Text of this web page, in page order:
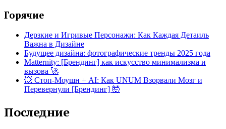
Горячие
Дерзкие и Игривые Персонажи: Как Каждая Детаиль
Важна в Дизайне
Будущее дизайна: фотографические тренды 2025 года
Matternity: [Брендинг] как искусство минимализма и
вызова 🚀
💥 Стоп-Моушн + AI: Как UNUM Взорвали Мозг и
Перевернули [Брендинг] 🤯
Последние